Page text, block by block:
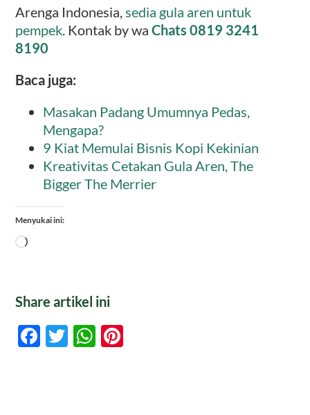
Arenga Indonesia, sedia gula aren untuk
pempek . Kontak by waChats 0819 3241
8190
Baca juga:
Masakan Padang Umumnya Pedas,
Mengapa?
9 Kiat Memulai Bisnis Kopi Kekinian
Kreativitas Cetakan Gula Aren, The
Bigger The Merrier
Menyukai ini:
Memuat...
Share artikel ini
Facebook
TwitterWhatsApp